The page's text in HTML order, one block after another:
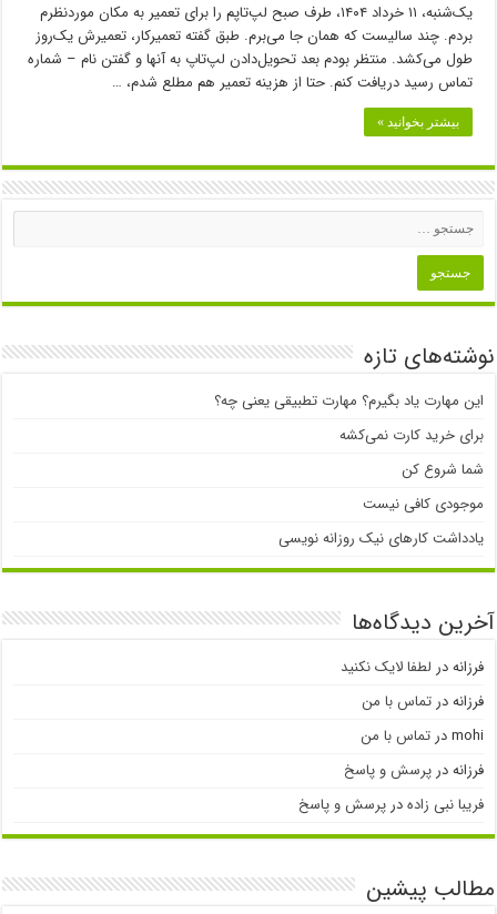
یک‌شنبه، ۱۱ خرداد ۱۴۰۴، طرف صبح لپ‌تاپم را برای تعمیر به مکان موردنظرم
بردم‌. چند سالیست که همان جا می‌برم. طبق گفته تعمیرکار، تعمیرش یک‌روز
طول می‌کشد. منتظر بودم بعد تحویل‌دادن لپ‌تاپ به آنها و گفتن نام – شماره
تماس رسید دریافت کنم. حتا از هزینه تعمیر هم مطلع شدم، …
بیشتر بخوانید »
نوشته‌های تازه
این مهارت یاد بگیرم؟ مهارت تطبیقی یعنی چه؟
برای خرید کارت نمی‌‌کشه
شما شروع کن
موجودی کافی نیست
یادداشت کارهای نیک روزانه نویسی
آخرین دیدگاه‌ها
فرزانهدر لطفا لایک نکنید
فرزانهدرتماس با من
mohiدرتماس با من
فرزانهدرپرسش و پاسخ
فریبا نبی زادهدرپرسش و پاسخ
مطالب پیشین